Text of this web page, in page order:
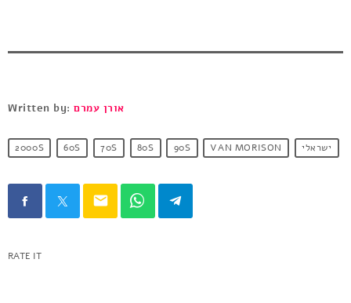
Written by:אורן עמרם
2000S 60S 70S 80S 90S VAN MORISON ישראלי
email
RATE IT